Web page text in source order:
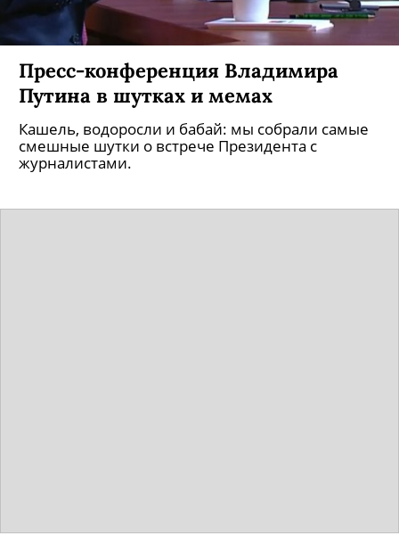
Пресс-конференция Владимира
Путина в шутках и мемах
Кашель, водоросли и бабай: мы собрали самые
смешные шутки о встрече Президента с
журналистами.